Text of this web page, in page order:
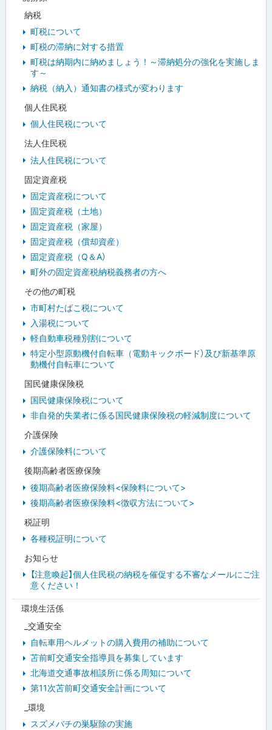
納税
町税について
町税の滞納に対する措置
町税は納期内に納めましょう！～滞納処分の強化を実施しま
す～
納税（納入）通知書の様式が変わります
個人住民税
個人住民税について
法人住民税
法人住民税について
固定資産税
固定資産税について
固定資産税（土地）
固定資産税（家屋）
固定資産税（償却資産）
固定資産税（Q＆A）
町外の固定資産税納税義務者の方へ
その他の町税
市町村たばこ税について
入湯税について
軽自動車税種別割について
特定小型原動機付自転車（電動キックボード）及び新基準原
動機付自転車について
国民健康保険税
国民健康保険税について
非自発的失業者に係る国民健康保険税の軽減制度について
介護保険
介護保険料について
後期高齢者医療保険
後期高齢者医療保険料<保険料について>
後期高齢者医療保険料<徴収方法について>
税証明
各種税証明について
お知らせ
【注意喚起】個人住民税の納税を催促する不審なメールにご注
意ください！
環境生活係
_交通安全
自転車用ヘルメットの購入費用の補助について
苫前町交通安全指導員を募集しています
北海道交通事故相談所に係る周知について
第11次苫前町交通安全計画について
_環境
スズメバチの巣駆除の実施